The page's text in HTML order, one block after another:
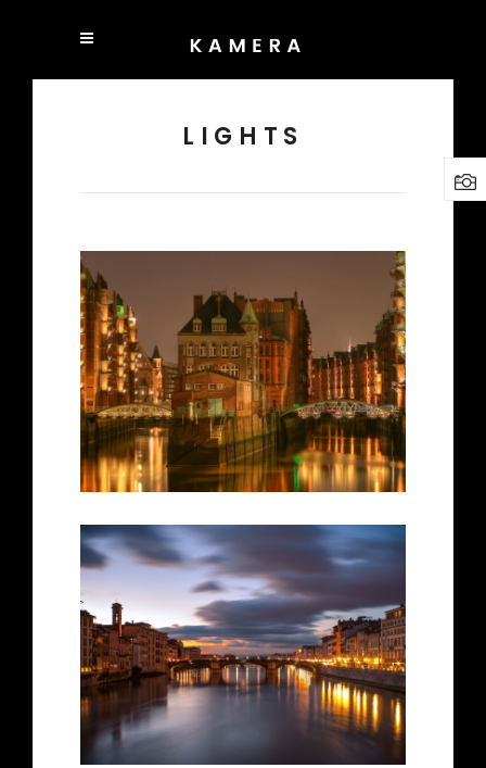
LIGHTS